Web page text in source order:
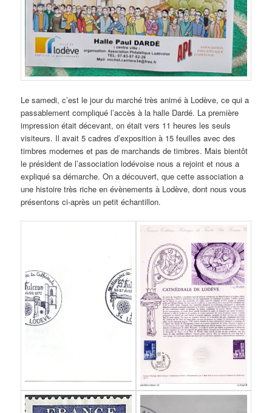
Le samedi, c’est le jour du marché très animé à Lodève, ce qui a
passablement compliqué l’accès à la halle Dardé. La première
impression était décevant, on était vers 11 heures les seuls
visiteurs. Il avait 5 cadres d’exposition à 15 feuilles avec des
timbres modernes et pas de marchands de timbres. Mais bientôt
le président de l’association lodévoise nous a rejoint et nous a
expliqué sa démarche. On a découvert, que cette association a
une histoire très riche en évènements à Lodève, dont nous vous
présentons ci-après un petit échantillon.